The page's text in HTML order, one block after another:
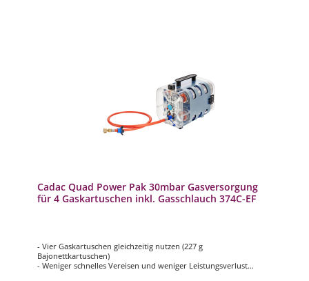
Cadac Quad Power Pak 30mbar Gasversorgung
für 4 Gaskartuschen inkl. Gasschlauch 374C-EF
- Vier Gaskartuschen gleichzeitig nutzen (227 g
Bajonettkartuschen)
- Weniger schnelles Vereisen und weniger Leistungsverlust